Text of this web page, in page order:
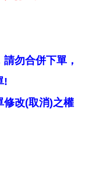
勿合併下單，
!
修改(取消)之權